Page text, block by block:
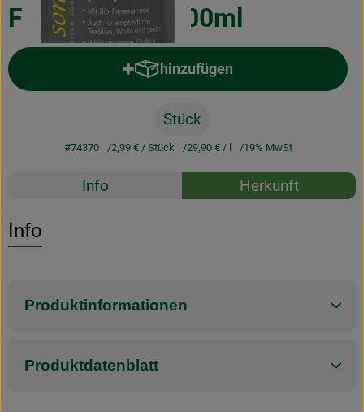
Lieferservice
Über uns
Fleckenspray 100ml
hinzufügen
Produkt zum Warenkorb
Stück
#74370 2,99 € / Stück 29,90 € / l 19% MwSt
Rezepte
Info Herkunft
Info
Produktinformationen
Produktdatenblatt